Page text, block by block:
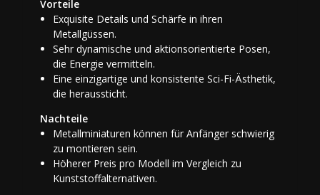
Vorteile
Exquisite Details und Schärfe in ihren
Metallgüssen.
Sehr dynamische und aktionsorientierte Posen,
die Energie vermitteln.
Eine einzigartige und konsistente Sci-Fi-Ästhetik,
die heraussticht.
Nachteile
Metallminiaturen können für Anfänger schwierig
zu montieren sein.
Höherer Preis pro Modell im Vergleich zu
Kunststoffalternativen.